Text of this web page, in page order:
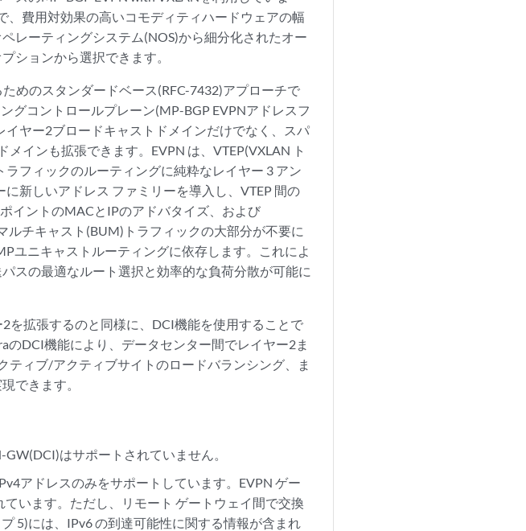
費用対効果の高いコモディティハードウェアの幅
レーティングシステム(NOS)から細分化されたオー
ションから選択できます。
めのスタンダードベース(RFC-7432)アプローチで
グコントロールプレーン(MP-BGP EVPNアドレスフ
ヤー2ブロードキャストドメインだけでなく、スパ
インも拡張できます。EVPN は、VTEP(VXLAN ト
フィックのルーティングに純粋なレイヤー 3 アン
新しいアドレス ファミリーを導入し、VTEP 間の
イントのMACとIPのアドバタイズ、および
ルチキャスト(BUM)トラフィックの大部分が不要に
ユニキャストルーティングに依存します。これによ
スの最適なルート選択と効率的な負荷分散が可能に
を拡張するのと同様に、DCI機能を使用することで
DCI機能により、データセンター間でレイヤー2ま
ィブ/アクティブサイトのロードバランシング、ま
できます。
はサポートされていません。
アドレスのみをサポートしています。EVPN ゲー
います。ただし、リモート ゲートウェイ間で交換
5)には、IPv6 の到達可能性に関する情報が含まれ